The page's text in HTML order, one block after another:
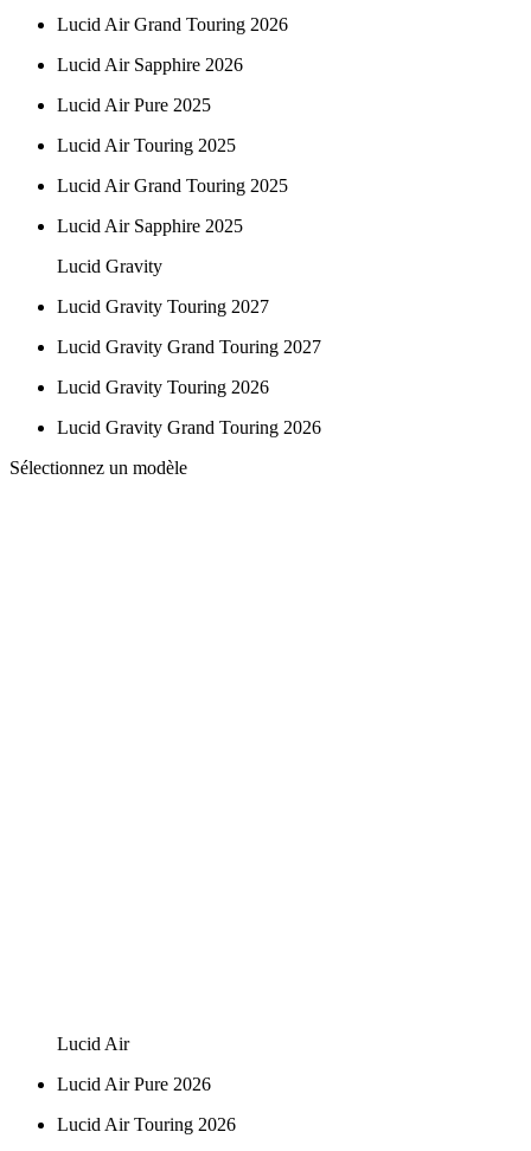
Lucid Air Grand Touring 2026
Lucid Air Sapphire 2026
Lucid Air Pure 2025
Lucid Air Touring 2025
Lucid Air Grand Touring 2025
Lucid Air Sapphire 2025
Lucid Gravity
Lucid Gravity Touring 2027
Lucid Gravity Grand Touring 2027
Lucid Gravity Touring 2026
Lucid Gravity Grand Touring 2026
Sélectionnez un modèle
Lucid Air
Lucid Air Pure 2026
Lucid Air Touring 2026